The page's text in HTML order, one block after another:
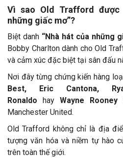
Vì sao Old Trafford
những giấc mơ”?
Biệt danh “Nhà hát của những
Bobby Charlton dành cho Old
và cảm xúc đặc biệt tại sân đấu
Nơi đây từng chứng kiến hàng
Best, Eric Cantona,
Ronaldo hay Wayne Rooney
Manchester United.
Old Trafford không chỉ là địa
tượng văn hóa và niềm tự hào
trên toàn thế giới.